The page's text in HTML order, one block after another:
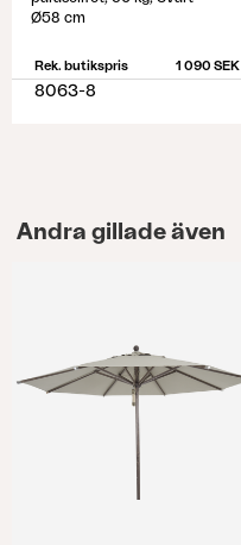
Ø58 cm
Rek. butikspris 1 090 SEK
8063-8
Andra gillade även